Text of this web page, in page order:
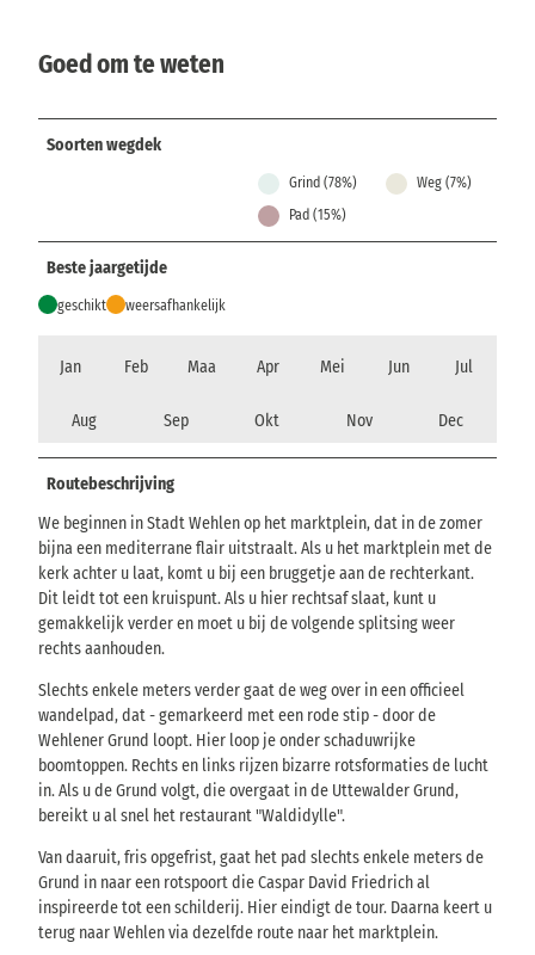
Goed om te weten
Soorten wegdek
Grind (78%)
Weg (7%)
Pad (15%)
Beste jaargetijde
geschikt weersafhankelijk
Jan Feb Maa Apr Mei Jun Jul
Aug Sep Okt Nov Dec
Routebeschrijving
We beginnen in Stadt Wehlen op het marktplein, dat in de zomer
bijna een mediterrane flair uitstraalt. Als u het marktplein met de
kerk achter u laat, komt u bij een bruggetje aan de rechterkant.
Dit leidt tot een kruispunt. Als u hier rechtsaf slaat, kunt u
gemakkelijk verder en moet u bij de volgende splitsing weer
rechts aanhouden.
Slechts enkele meters verder gaat de weg over in een officieel
wandelpad, dat - gemarkeerd met een rode stip - door de
Wehlener Grund loopt. Hier loop je onder schaduwrijke
boomtoppen. Rechts en links rijzen bizarre rotsformaties de lucht
in. Als u de Grund volgt, die overgaat in de Uttewalder Grund,
bereikt u al snel het restaurant "Waldidylle".
Van daaruit, fris opgefrist, gaat het pad slechts enkele meters de
Grund in naar een rotspoort die Caspar David Friedrich al
inspireerde tot een schilderij. Hier eindigt de tour. Daarna keert u
terug naar Wehlen via dezelfde route naar het marktplein.